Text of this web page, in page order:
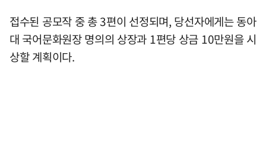
접수된 공모작 중 총 3편이 선정되며, 당선자에게는 동아
대 국어문화원장 명의의 상장과 1편당 상금 10만원을 시
상할 계획이다.